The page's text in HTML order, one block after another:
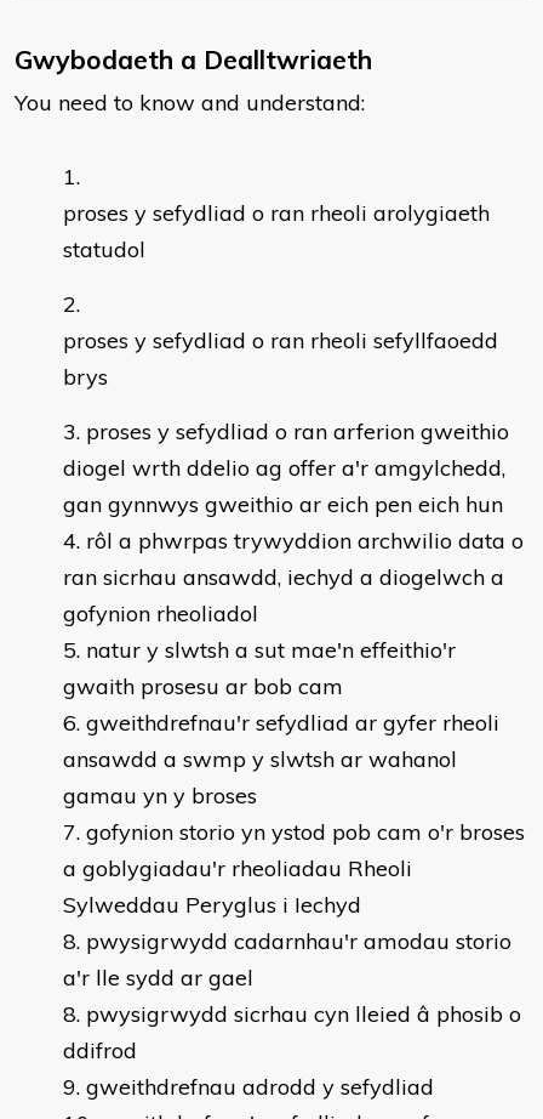
Gwybodaeth a Dealltwriaeth
You need to know and understand:
proses y sefydliad o ran rheoli arolygiaeth
statudol
proses y sefydliad o ran rheoli sefyllfaoedd
brys
proses y sefydliad o ran arferion gweithio
diogel wrth ddelio ag offer a'r amgylchedd,
gan gynnwys gweithio ar eich pen eich hun
rôl a phwrpas trywyddion archwilio data o
ran sicrhau ansawdd, iechyd a diogelwch a
gofynion rheoliadol
natur y slwtsh a sut mae'n effeithio'r
gwaith prosesu ar bob cam
gweithdrefnau'r sefydliad ar gyfer rheoli
ansawdd a swmp y slwtsh ar wahanol
gamau yn y broses
gofynion storio yn ystod pob cam o'r broses
a goblygiadau'r rheoliadau Rheoli
Sylweddau Peryglus i Iechyd
8. pwysigrwydd cadarnhau'r amodau storio
a'r lle sydd ar gael
pwysigrwydd sicrhau cyn lleied â phosib o
ddifrod
gweithdrefnau adrodd y sefydliad